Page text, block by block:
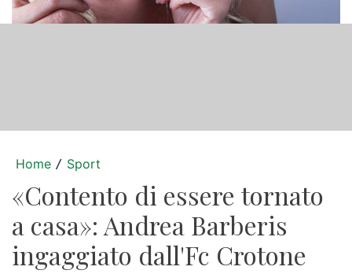
Home / Sport
«Contento di essere tornato
a casa»: Andrea Barberis
ingaggiato dall'Fc Crotone